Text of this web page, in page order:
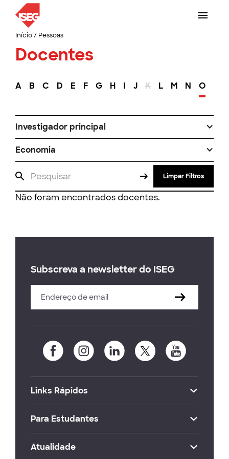
Início/ Pessoas
Docentes
A B C D E F G H I J K L M N O
Investigador principal
Economia
Limpar Filtros
Não foram encontrados docentes.
Subscreva a newsletter do ISEG
Links Rápidos
Para Estudantes
Atualidade